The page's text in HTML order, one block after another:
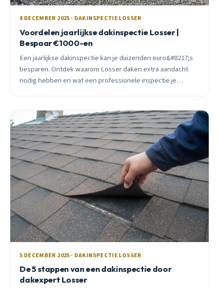
8 DECEMBER 2025 · DAKINSPECTIE LOSSER
Voordelen jaarlijkse dakinspectie Losser |
Bespaar €1000-en
Een jaarlijkse dakinspectie kan je duizenden euro&#8217;s
besparen. Ontdek waarom Losser daken extra aandacht
nodig hebben en wat een professionele inspectie je
5 DECEMBER 2025 · DAKINSPECTIE LOSSER
De 5 stappen van een dakinspectie door
dakexpert Losser